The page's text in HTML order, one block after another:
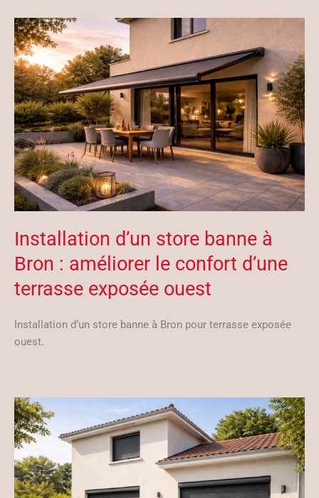
Installation d’un store banne à
Bron : améliorer le confort d’une
terrasse exposée ouest
Installation d’un store banne à Bron pour terrasse exposée
ouest.